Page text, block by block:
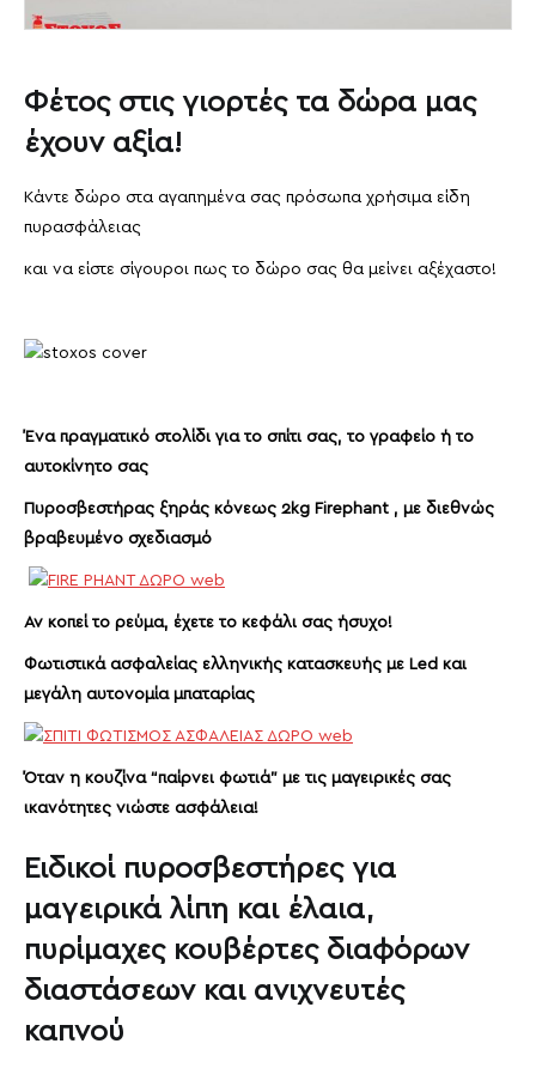
Φέτος στις γιορτές τα δώρα μας
έχουν αξία!
Κάντε δώρο στα αγαπημένα σας πρόσωπα χρήσιμα είδη
πυρασφάλειας
και να είστε σίγουροι πως το δώρο σας θα μείνει αξέχαστο!
Ένα πραγματικό στολίδι για το σπίτι σας, το γραφείο ή το
αυτοκίνητο σας
Πυροσβεστήρας ξηράς κόνεως 2kg Firephant , με διεθνώς
βραβευμένο σχεδιασμό
Αν κοπεί το ρεύμα, έχετε το κεφάλι σας ήσυχο!
Φωτιστικά ασφαλείας ελληνικής κατασκευής με Led και
μεγάλη αυτονομία μπαταρίας
Όταν η κουζίνα “παίρνει φωτιά” με τις μαγειρικές σας
ικανότητες νιώστε ασφάλεια!
Ειδικοί πυροσβεστήρες για
μαγειρικά λίπη και έλαια,
πυρίμαχες κουβέρτες διαφόρων
διαστάσεων και ανιχνευτές
καπνού